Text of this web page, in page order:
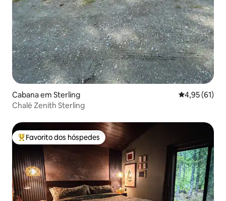
Cabana em Sterling Classificação
4,95 (61)
Chalé Zenith Sterling
Favoritos dos hóspedes mais apreciados
Favorito dos hóspedes